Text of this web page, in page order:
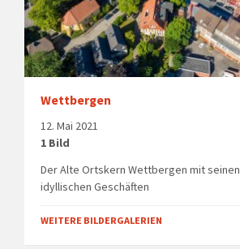
Wettbergen
12. Mai 2021
1 Bild
Der Alte Ortskern Wettbergen mit seinen
idyllischen Geschäften
WEITERE BILDERGALERIEN